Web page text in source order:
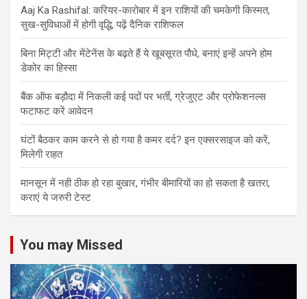
Aaj Ka Rashifal: करियर-कारोबार में इन राशियों की चमकेगी किस्मत,
सुख-सुविधाओं में होगी वृद्धि, पढ़ें दैनिक राशिफल
बिना मिट्टी और मेंटेनेंस के बढ़ते हैं ये खूबसूरत पौधे, बनाएं इन्‍हें अपने होम
डेकोर का हिस्‍सा
बैंक ऑफ बड़ौदा में निकली कई पदों पर भर्ती, ग्रेजुएट और प्रोफेशनल्स
फटाफट करें आवेदन
घंटों बैठकर काम करने से हो गया है कमर दर्द? इन एक्सरसाइज को करें,
मिलेगी राहत
मानसून में नही ठीक हो रहा बुखार, गंभीर बीमारियों का हो सकता है खतरा,
कराएं ये जरुरी टेस्ट
You may Missed